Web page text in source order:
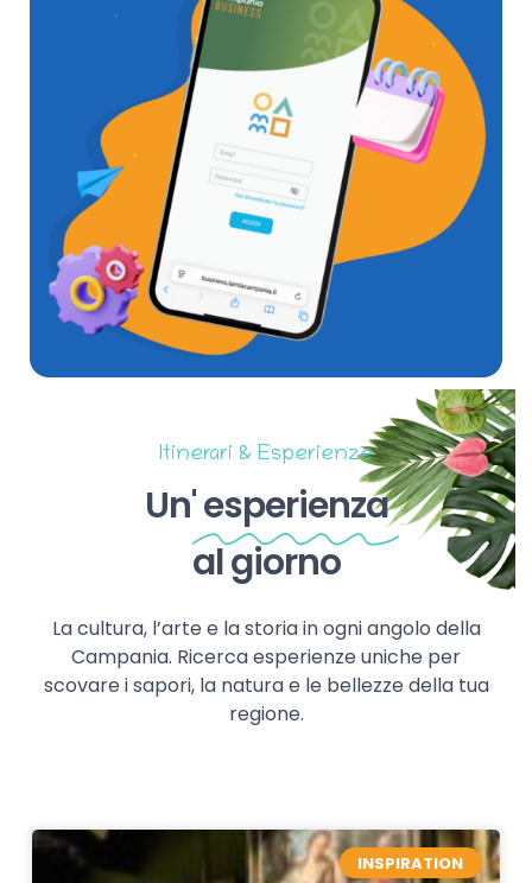
Itinerari & Esperienze
Un'esperienza
al giorno
La cultura, l’arte e la storia in ogni angolo della
Campania. Ricerca esperienze uniche per
scovare i sapori, la natura e le bellezze della tua
regione.
INSPIRATION